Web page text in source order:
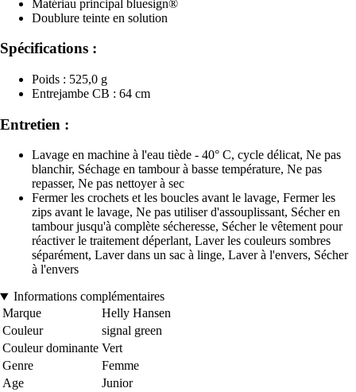
Matériau principal bluesign®
Doublure teinte en solution
Spécifications :
Poids : 525,0 g
Entrejambe CB : 64 cm
Entretien :
Lavage en machine à l'eau tiède - 40° C, cycle délicat, Ne pas
blanchir, Séchage en tambour à basse température, Ne pas
repasser, Ne pas nettoyer à sec
Fermer les crochets et les boucles avant le lavage, Fermer les
zips avant le lavage, Ne pas utiliser d'assouplissant, Sécher en
tambour jusqu'à complète sécheresse, Sécher le vêtement pour
réactiver le traitement déperlant, Laver les couleurs sombres
séparément, Laver dans un sac à linge, Laver à l'envers, Sécher
à l'envers
Informations complémentaires
Marque
Helly Hansen
Couleur
signal green
Couleur dominante Vert
Genre
Femme
Age
Junior